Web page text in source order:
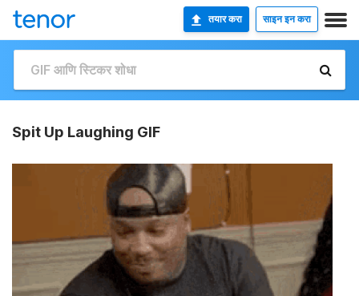
तयार करा साइन इन करा
Spit Up Laughing GIF